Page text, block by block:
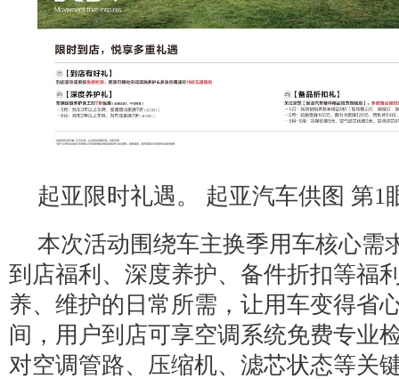
起亚限时礼遇。 起亚汽车供图 第1
本次活动围绕车主换季用车核心需
到店福利、深度养护、备件折扣等福
养、维护的日常所需，让用车变得省
间，用户到店可享空调系统免费专业
对空调管路、压缩机、滤芯状态等关